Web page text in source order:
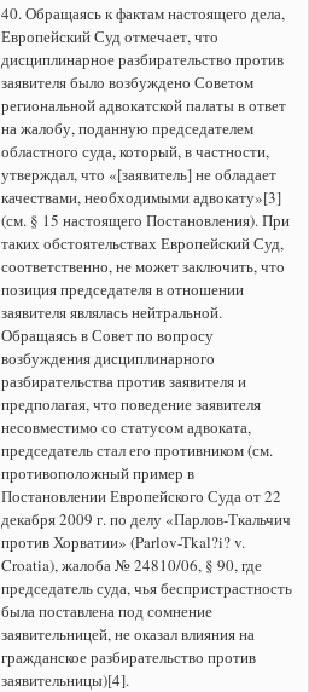
40. Обращаясь к фактам настоящего дела,
Европейский Суд отмечает, что
дисциплинарное разбирательство против
заявителя было возбуждено Советом
региональной адвокатской палаты в ответ
на жалобу, поданную председателем
областного суда, который, в частности,
утверждал, что «[заявитель] не обладает
качествами, необходимыми адвокату»[3]
(см. § 15 настоящего Постановления). При
таких обстоятельствах Европейский Суд,
соответственно, не может заключить, что
позиция председателя в отношении
заявителя являлась нейтральной.
Обращаясь в Совет по вопросу
возбуждения дисциплинарного
разбирательства против заявителя и
предполагая, что поведение заявителя
несовместимо со статусом адвоката,
председатель стал его противником (см.
противоположный пример в
Постановлении Европейского Суда от 22
декабря 2009 г. по делу «Парлов-Ткальчич
против Хорватии» (Parlov-Tkal?i? v.
Croatia), жалоба № 24810/06, § 90, где
председатель суда, чья беспристрастность
была поставлена под сомнение
заявительницей, не оказал влияния на
гражданское разбирательство против
заявительницы)[4].